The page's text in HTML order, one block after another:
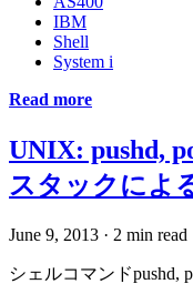
IBM
Shell
System i
Read more
UNIX: pushd,
スタックによ
June 9, 2013 · 2 min read
シェルコマンドpushd,